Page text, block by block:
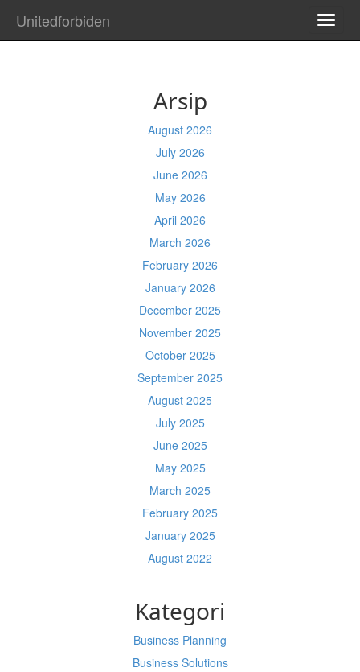
Unitedforbiden
Arsip
August 2026
July 2026
June 2026
May 2026
April 2026
March 2026
February 2026
January 2026
December 2025
November 2025
October 2025
September 2025
August 2025
July 2025
June 2025
May 2025
March 2025
February 2025
January 2025
August 2022
Kategori
Business Planning
Business Solutions